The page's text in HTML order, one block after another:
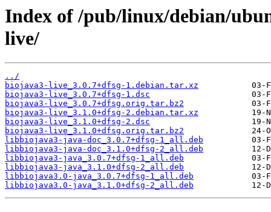
Index of /pub/linux/debian/
live/
../
biojava3-live_3.0.7+dfsg-1.debian.tar.xz
biojava3-live_3.0.7+dfsg-1.dsc
biojava3-live_3.0.7+dfsg.orig.tar.bz2
biojava3-live_3.1.0+dfsg-2.debian.tar.xz
biojava3-live_3.1.0+dfsg-2.dsc
biojava3-live_3.1.0+dfsg.orig.tar.bz2
libbiojava3-java-doc_3.0.7+dfsg-1_all.deb
libbiojava3-java-doc_3.1.0+dfsg-2_all.deb
libbiojava3-java_3.0.7+dfsg-1_all.deb
libbiojava3-java_3.1.0+dfsg-2_all.deb
libbiojava3.0-java_3.0.7+dfsg-1_all.deb
libbiojava3.0-java_3.1.0+dfsg-2_all.deb